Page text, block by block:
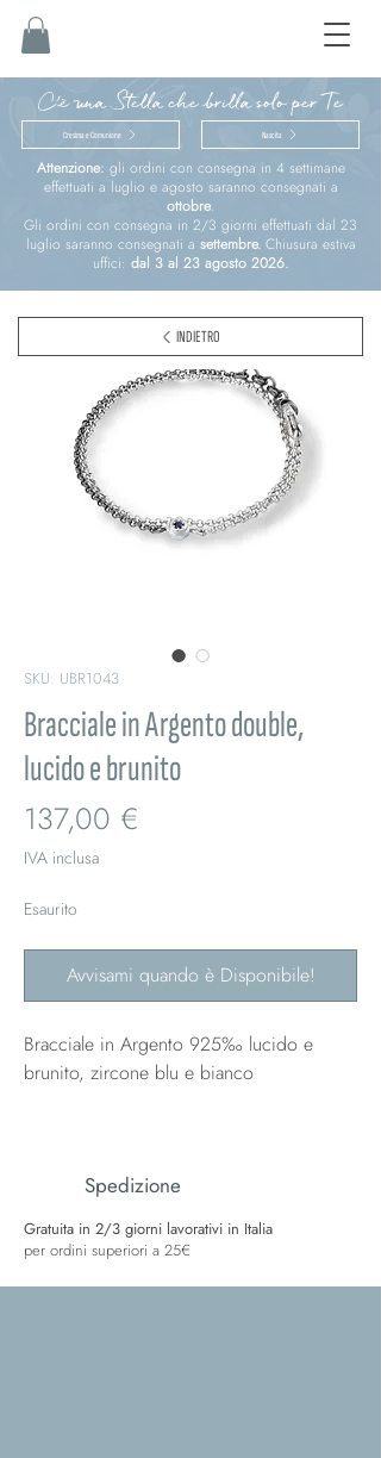
C'è una Stella che brilla solo per Te
Cresima e Comunione Nascita
Attenzione: gli ordini con consegna in 4 settimane
effettuati a luglio e agosto saranno consegnati a
ottobre.
Gli ordini con consegna in 2/3 giorni effettuati dal 23
luglio saranno consegnati a settembre.Chiusura estiva
uffici: dal 3 al 23 agosto 2026.
SKU: UBR1043
Bracciale in Argento double,
lucido e brunito
137,00 €
IVA inclusa
Esaurito
Avvisami quando è Disponibile!
Bracciale in Argento 925‰ lucido e
brunito, zircone blu e bianco
INDIETRO
Spedizione
Gratuita in 2/3 giorni lavorativi in Italia
per ordini superiori a 25€